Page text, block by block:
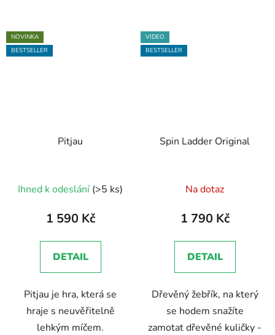
NOVINKA
BESTSELLER
Pitjau
Ihned k odeslání (>5 ks)
1 590 Kč
DETAIL
Pitjau je hra, která se
hraje s neuvěřitelně
lehkým míčem.
VIDEO
BESTSELLER
Spin Ladder Original
hodnocení
produktu
5,0
z
hvězdiček.
Na dotaz
1 790 Kč
DETAIL
Dřevěný žebřík, na který
se hodem snažíte
zamotat dřevěné kuličky -